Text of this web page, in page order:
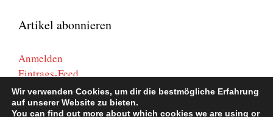
Artikel abonnieren
Anmelden
Eintrags-Feed
Kommentar-Feed
WordPress.org
Wir verwenden Cookies, um dir die bestmögliche Erfahrung
auf unserer Website zu bieten.
You can find out more about which cookies we are using or